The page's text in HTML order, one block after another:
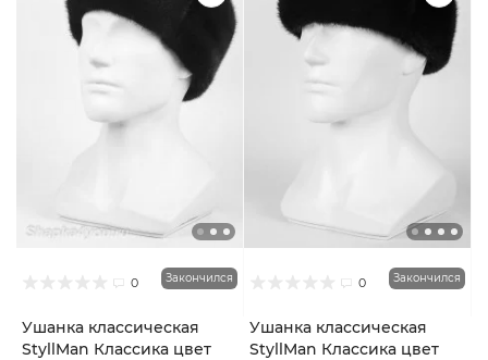
0 Закончился
Ушанка классическая
StyllMan Классика цвет
0 Закончился
Ушанка классическая
StyllMan Классика цвет